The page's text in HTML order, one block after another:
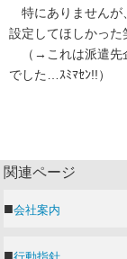
特にありませんが
設定してほしかった
（→これは派遣先
でした…ｽﾐﾏｾﾝ!!）
関連ページ
会社案内